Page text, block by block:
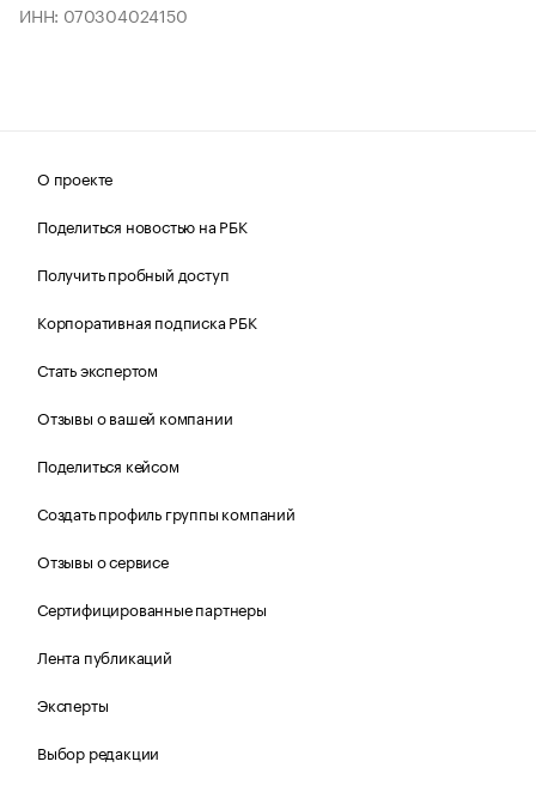
ИНН: 070304024150
О проекте
Поделиться новостью на РБК
Получить пробный доступ
Корпоративная подписка РБК
Стать экспертом
Отзывы о вашей компании
Поделиться кейсом
Создать профиль группы компаний
Отзывы о сервисе
Сертифицированные партнеры
Лента публикаций
Эксперты
Выбор редакции